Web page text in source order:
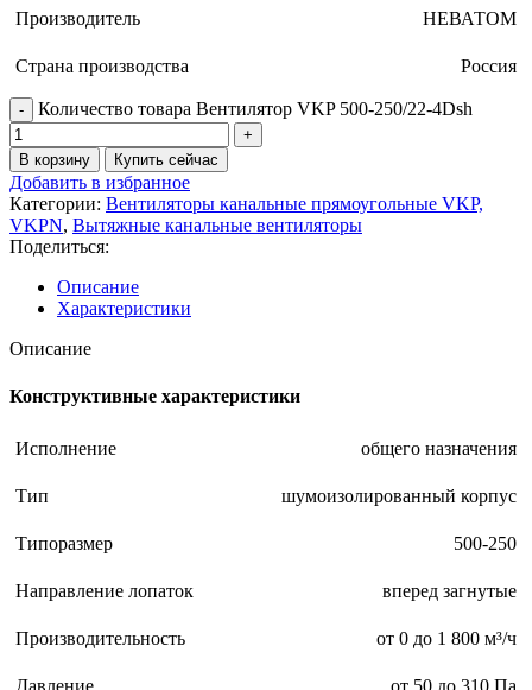
Производитель НЕВАТОМ
Страна производства Россия
Количество товара Вентилятор VKP 500-250/22-4Dsh
В корзину Купить сейчас
Добавить в избранное
Категории: Вентиляторы канальные прямоугольные VKP,
VKPN, Вытяжные канальные вентиляторы
Поделиться:
Описание
Характеристики
Описание
Конструктивные характеристики
Исполнение общего назначения
Тип шумоизолированный корпус
Типоразмер 500-250
Направление лопаток вперед загнутые
Производительность от 0 до 1 800 м³/ч
Давление от 50 до 310 Па